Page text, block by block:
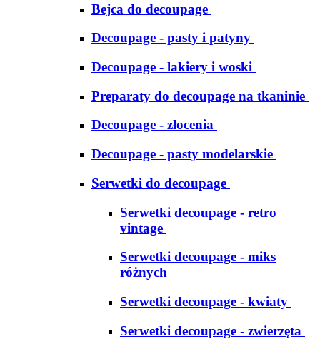
Bejca do decoupage
Decoupage - pasty i patyny
Decoupage - lakiery i woski
Preparaty do decoupage na tkaninie
Decoupage - złocenia
Decoupage - pasty modelarskie
Serwetki do decoupage
Serwetki decoupage - retro
vintage
Serwetki decoupage - miks
różnych
Serwetki decoupage - kwiaty
Serwetki decoupage - zwierzęta